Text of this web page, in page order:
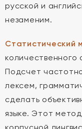
русской и
незаменим.
Статистический
количественного
Подсчет
лексем,
сделать
языке. Этот